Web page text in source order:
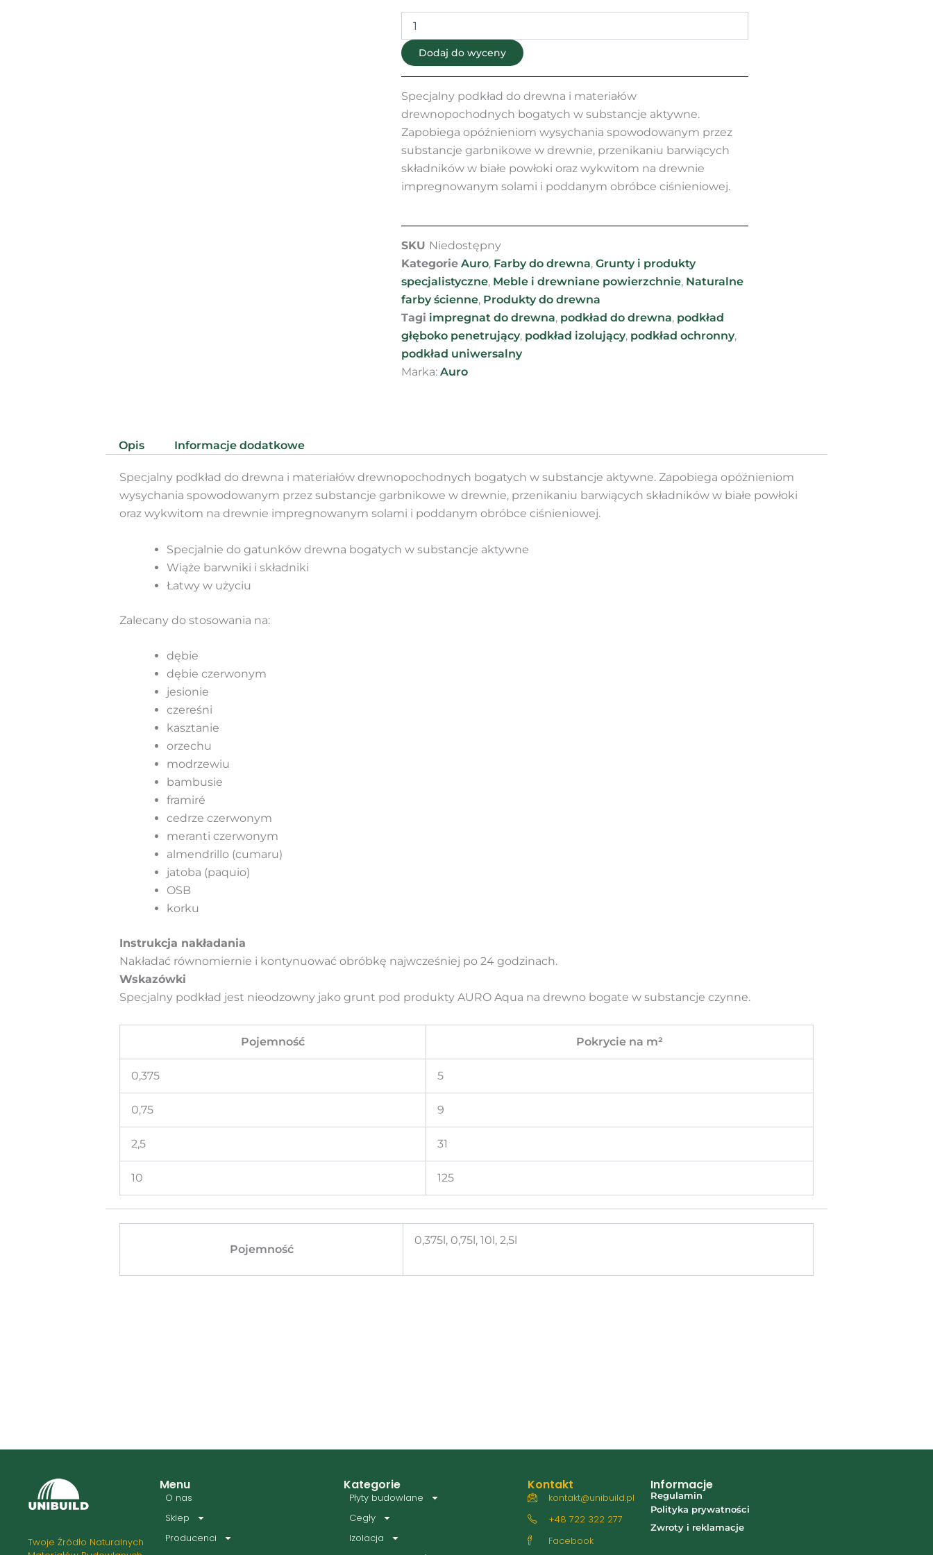
Dodaj do wyceny
Specjalny podkład do drewna i materiałów
drewnopochodnych bogatych w substancje aktywne.
Zapobiega opóźnieniom wysychania spowodowanym przez
substancje garbnikowe w drewnie, przenikaniu barwiących
składników w białe powłoki oraz wykwitom na drewnie
impregnowanym solami i poddanym obróbce ciśnieniowej.
SKU Niedostępny
Kategorie Auro, Farby do drewna, Grunty i produkty
specjalistyczne, Meble i drewniane powierzchnie, Naturalne
farby ścienne, Produkty do drewna
Tagi impregnat do drewna, podkład do drewna, podkład
głęboko penetrujący, podkład izolujący, podkład ochronny,
podkład uniwersalny
Marka: Auro
Opis Informacje dodatkowe
Specjalny podkład do drewna i materiałów drewnopochodnych bogatych w substancje aktywne. Zapobiega opóźnieniom
wysychania spowodowanym przez substancje garbnikowe w drewnie, przenikaniu barwiących składników w białe powłoki
oraz wykwitom na drewnie impregnowanym solami i poddanym obróbce ciśnieniowej.
Specjalnie do gatunków drewna bogatych w substancje aktywne
Wiąże barwniki i składniki
Łatwy w użyciu
Zalecany do stosowania na:
dębie
dębie czerwonym
jesionie
czereśni
kasztanie
orzechu
modrzewiu
bambusie
framiré
cedrze czerwonym
meranti czerwonym
almendrillo (cumaru)
jatoba (paquio)
OSB
korku
Instrukcja nakładania
Nakładać równomiernie i kontynuować obróbkę najwcześniej po 24 godzinach.
Wskazówki
Specjalny podkład jest nieodzowny jako grunt pod produkty AURO Aqua na drewno bogate w substancje czynne.
Pojemność Pokrycie na m²
0,375 5
0,75 9
2,5 31
10 125
Pojemność
0,375l, 0,75l, 10l, 2,5l
Twoje Źródło Naturalnych
Menu
O nas
Sklep
Producenci
Kategorie
Płyty budowlane
Cegły
Izolacja
Kontakt
kontakt@unibuild.pl
+48 722 322 277
Facebook
Informacje
Regulamin
Polityka prywatności
Zwroty i reklamacje